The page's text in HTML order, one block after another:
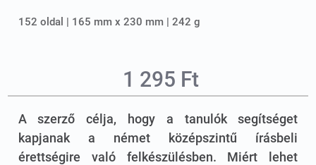
152 oldal | 165 mm x 230 mm | 242 g
1 295 Ft
A szerző célja, hogy a tanulók segítséget
kapjanak a német középszintű írásbeli
érettségire való felkészülésben. Miért lehet